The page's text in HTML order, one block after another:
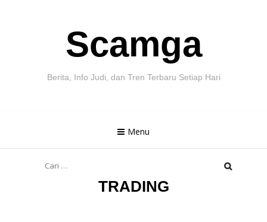
Scamga
Berita, Info Judi, dan Tren Terbaru Setiap Hari
Menu
untuk:
TRADING